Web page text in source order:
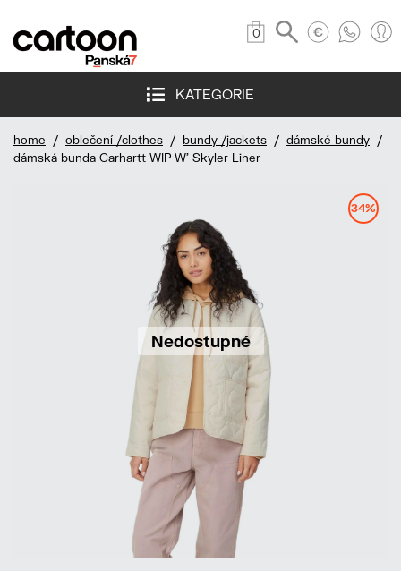
0
KATEGORIE
home / oblečení /clothes / bundy /jackets / dámské bundy /
dámská bunda Carhartt WIP W' Skyler Liner
Nedostupné
34%